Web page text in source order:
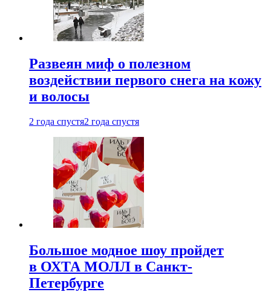
Развеян миф о полезном
воздействии первого снега на кожу
и волосы
2 года спустя2 года спустя
Большое модное шоу пройдет
в ОХТА МОЛЛ в Санкт-
Петербурге